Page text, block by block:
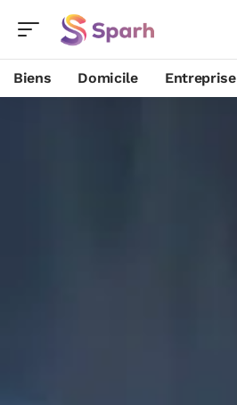
Biens Domicile Entreprise